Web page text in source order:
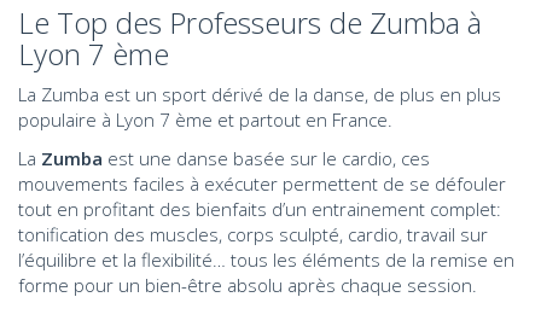
Le Top des Professeurs de Zumba à
Lyon 7 ème
La Zumba est un sport dérivé de la danse, de plus en plus
populaire à Lyon 7 ème et partout en France.
La Zumba est une danse basée sur le cardio, ces
mouvements faciles à exécuter permettent de se défouler
tout en profitant des bienfaits d’un entrainement complet:
tonification des muscles, corps sculpté, cardio, travail sur
l’équilibre et la flexibilité… tous les éléments de la remise en
forme pour un bien-être absolu après chaque session.